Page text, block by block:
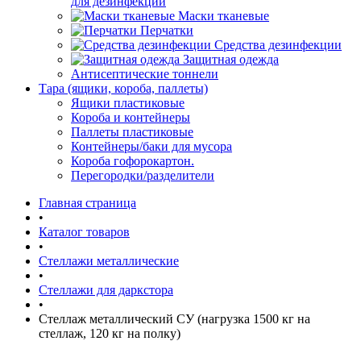
Маски тканевые
Перчатки
Средства дезинфекции
Защитная одежда
Антисептические тоннели
Тара (ящики, короба, паллеты)
Ящики пластиковые
Короба и контейнеры
Паллеты пластиковые
Контейнеры/баки для мусора
Короба гофорокартон.
Перегородки/разделители
Главная страница
•
Каталог товаров
•
Стеллажи металлические
•
Стеллажи для даркстора
•
Стеллаж металлический СУ (нагрузка 1500 кг на
стеллаж, 120 кг на полку)